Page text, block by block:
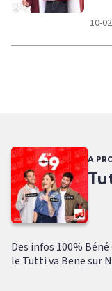
10-
A
Des infos 100%
le Tutti va Bene sur